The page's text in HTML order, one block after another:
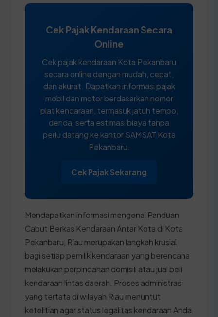
Cek Pajak Kendaraan Secara
Online
Cek pajak kendaraan Kota Pekanbaru
secara online dengan mudah, cepat,
dan akurat. Dapatkan informasi pajak
mobil dan motor berdasarkan nomor
plat kendaraan, termasuk jatuh tempo,
denda, serta estimasi biaya tanpa
perlu datang ke kantor SAMSAT Kota
Pekanbaru.
Cek Pajak Sekarang
Mendapatkan informasi mengenai Panduan
Cabut Berkas Kendaraan Antar Kota di Kota
Pekanbaru, Riau merupakan langkah krusial
bagi setiap pemilik kendaraan yang berencana
melakukan perpindahan domisili atau jual beli
kendaraan lintas daerah. Proses administrasi
yang tertata di wilayah Riau menuntut
ketelitian agar status legalitas kendaraan Anda